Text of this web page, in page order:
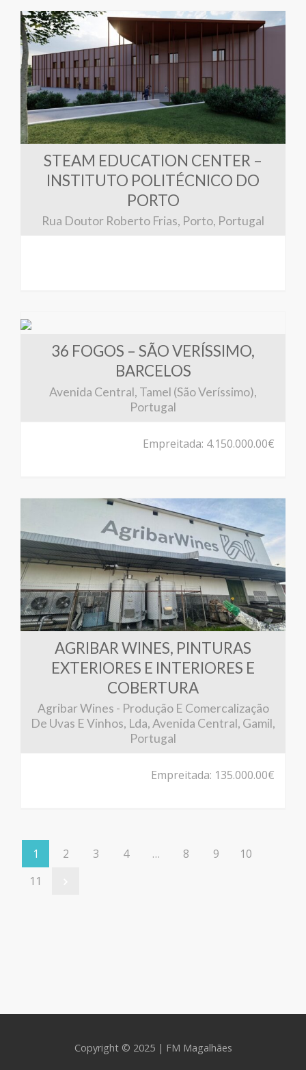
STEAM EDUCATION CENTER –
INSTITUTO POLITÉCNICO DO
PORTO
Rua Doutor Roberto Frias, Porto, Portugal
36 FOGOS – SÃO VERÍSSIMO,
BARCELOS
Avenida Central, Tamel (São Veríssimo),
Portugal
Empreitada: 4.150.000.00€
AGRIBAR WINES, PINTURAS
EXTERIORES E INTERIORES E
COBERTURA
Agribar Wines - Produção E Comercalização
De Uvas E Vinhos, Lda, Avenida Central, Gamil,
Portugal
Empreitada: 135.000.00€
1 2 3 4 … 8 9
10
11
Copyright © 2025 | FM Magalhães